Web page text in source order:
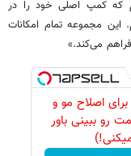
که کمپ اصلی خود را در
این مجموعه تمام امکانات
فراهم می‌کند.»
برای اصلاح مو و
رو ببینی باور